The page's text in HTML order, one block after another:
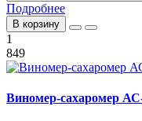
Подробнее
В корзину
1
849
Виномер-сахаромер